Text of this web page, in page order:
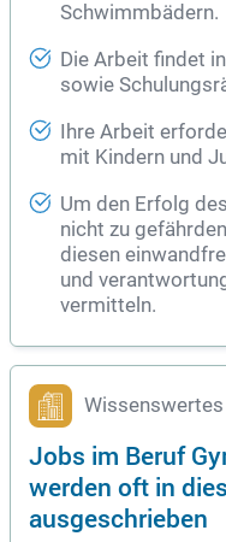
Schwimmbädern.
Die Arbeit findet
sowie
Ihre Arbeit
mit Kindern und
Um den Erfolg
nicht zu
diesen
und
vermitteln.
Wissenswertes
Jobs im Beruf
werden oft in
ausgeschrieben